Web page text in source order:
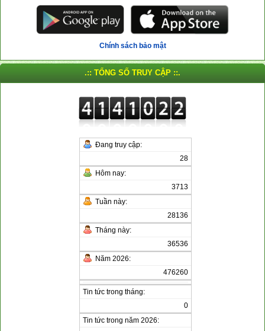
Chính sách bảo mật
.:: TỔNG SỐ TRUY CẬP ::.
Đang truy cập:
28
Hôm nay:
3713
Tuần này:
28136
Tháng này:
36536
Năm 2026:
476260
Tin tức trong tháng:
0
Tin tức trong năm 2026: